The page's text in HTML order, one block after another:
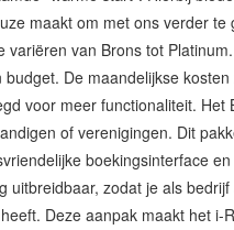
maakt om met ons verder
variëren van Brons tot
De maandelijkse
voor meer functionaliteit.
of verenigingen. Dit
boekingsinterface
uitbreidbaar, zodat je als bedrijf
Deze aanpak maakt het